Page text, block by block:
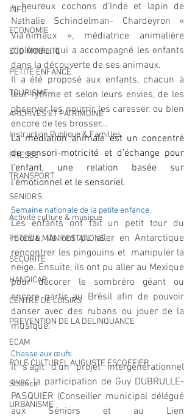
INFO
ECONOMIE
ECO MOBILITE
PETITE ENFANCE
TOURISME
ARCHIVES ET PATRIMOINE
Instruction Publique & Familles
PRESSE
TRANSPORT
SENIORS
Activité culture & musique
FETES & MANIFESTATIONS
SECURITE
HANDICAP
CENTRE DE LOISIRS
PREVENTION DE LA DELINQUANCE
ECAM
POLE CULTUREL AUGUSTE ESCOFFIER
Science
URBANISME
» heureux cochons d’Inde et lapin de
Nathalie Schindelman- Chardeyron «
Via’nimaux », médiatrice animalière
diplômée, qui a accompagné les enfants
dans la découverte de ses animaux.
Il a été proposé aux enfants, chacun à
leur rythme et selon leurs envies, de les
observer, les nourrir, les caresser, ou bien
encore de les brosser...
La médiation animale est un concentré
de sensori-motricité et d’échange pour
l’enfant, une relation basée sur
l’émotionnel et le sensoriel.
Semaine nationale de la petite enfance.
Les enfants ont fait un petit tour du
monde, ils ont pu aller en Antarctique
rencontrer les pingouins et  manipuler la
neige. Ensuite, ils ont pu aller au Mexique
pour décorer le sombréro géant ou
encore partir au Brésil afin de pouvoir
danser avec des rubans ou jouer de la
musique.
Chasse aux œufs
Il s'agit d'un projet intergénérationnel
avec la participation de Guy DUBRULLE-
PASQUIER (Conseiller municipal délégué
aux Séniors et au Lien